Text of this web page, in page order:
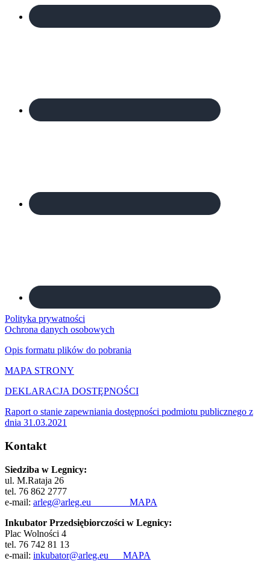
Polityka prywatności
Ochrona danych osobowych
Opis formatu plików do pobrania
MAPA STRONY
DEKLARACJA DOSTĘPNOŚCI
Raport o stanie zapewniania dostępności podmiotu publicznego z
dnia 31.03.2021
Kontakt
Siedziba w Legnicy:
ul. M.Rataja 26
tel. 76 862 2777
e-mail: arleg@arleg.eu MAPA
Inkubator Przedsiębiorczości w Legnicy:
Plac Wolności 4
tel. 76 742 81 13
e-mail: inkubator@arleg.eu MAPA